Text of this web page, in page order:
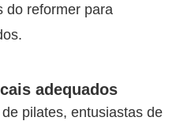
do reformer para
adequados
pilates, entusiastas de